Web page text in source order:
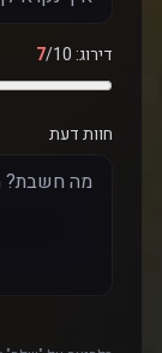
דירוג: 7/10
חוות דעת